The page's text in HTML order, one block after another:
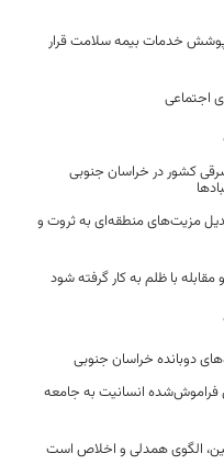
پوشش خدمات بیمه سلامت قرار
اجتماعی
کشور در خراسان جنوبی
مزیت‌های منطقه‌ای به ثروت و
با ظلم به کار گرفته شود
فراموش‌شده انسانیت به جامعه
الگوی همدلی و اخلاص است